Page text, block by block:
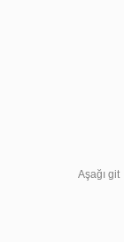
Aşağı git